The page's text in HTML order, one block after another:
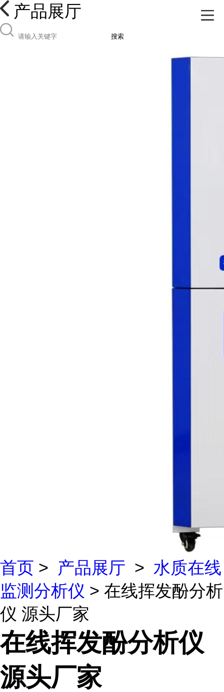
产品展厅
搜索
首页 > 产品展厅 > 水质在线
监测分析仪 > 在线挥发酚分析
仪 源头厂家
在线挥发酚分析仪
源头厂家